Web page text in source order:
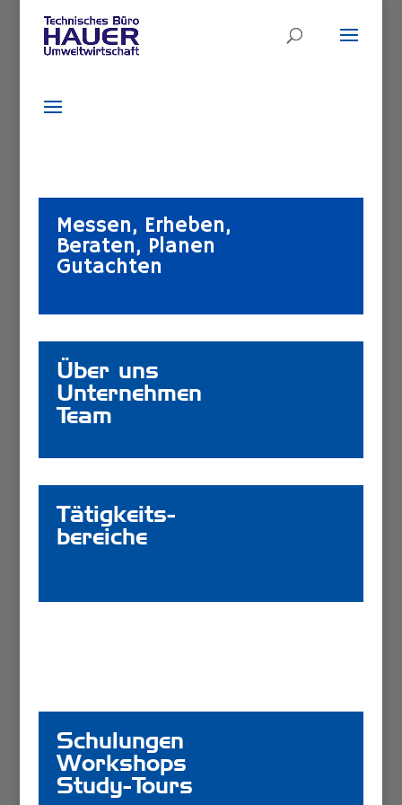
Messen, Erheben,
Beraten, Planen
Gutachten
Über uns
Unternehmen
Team
Link – nicht löschen!
Tätigkeits-
bereiche
Link – nicht löschen!
Schulungen
Workshops
Study-Tours
Link – nicht löschen!